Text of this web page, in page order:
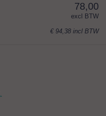
78,00
excl BTW
€ 94,38 incl BTW